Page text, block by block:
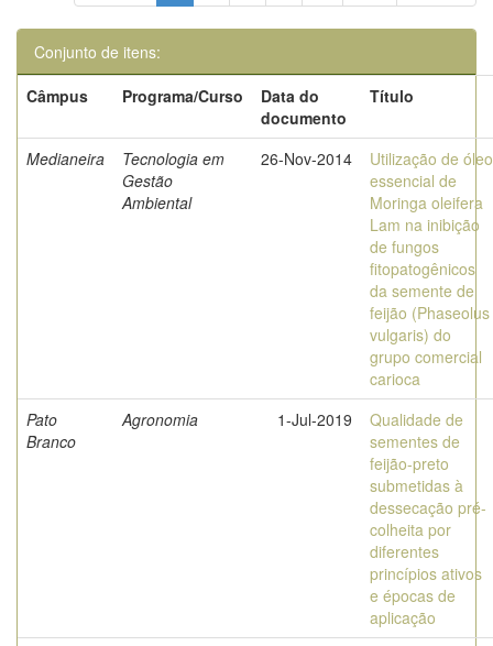
Conjunto de itens:
Câmpus
Programa/Curso
Data do
documento
Título
Medianeira
Tecnologia em
Gestão
Ambiental
26-Nov-2014
Utilização de óleo
essencial de
Moringa oleifera
Lam na inibição
de fungos
fitopatogênicos
da semente de
feijão (Phaseolus
vulgaris) do
grupo comercial
carioca
Pato
Branco
Agronomia 1-Jul-2019
Qualidade de
sementes de
feijão-preto
submetidas à
dessecação pré-
colheita por
diferentes
princípios ativos
e épocas de
aplicação